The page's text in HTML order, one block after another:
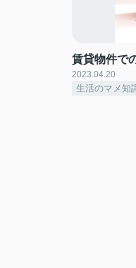
賃貸物件で
2023.04.20
生活のマメ知